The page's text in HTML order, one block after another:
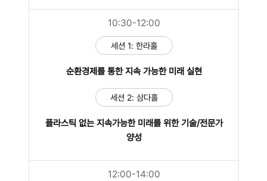
10:30-12:00
세션 1: 한라홀
순환경제를 통한 지속 가능한 미래 실현
세션 2: 삼다홀
플라스틱 없는 지속가능한 미래를 위한 기술/전문가
양성
12:00-14:00